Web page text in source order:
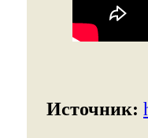
Источник: